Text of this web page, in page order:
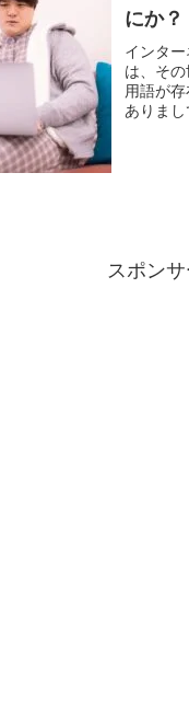
にか？
インタ
は、そ
用語が
ありま
スポン